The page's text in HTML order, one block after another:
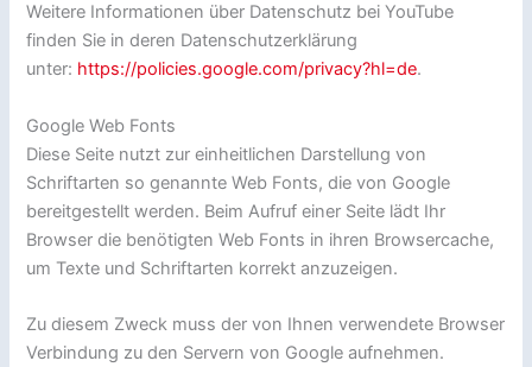
Weitere Informationen über Datenschutz bei YouTube
finden Sie in deren Datenschutzerklärung
unter: https://policies.google.com/privacy?hl=de.
Google Web Fonts
Diese Seite nutzt zur einheitlichen Darstellung von
Schriftarten so genannte Web Fonts, die von Google
bereitgestellt werden. Beim Aufruf einer Seite lädt Ihr
Browser die benötigten Web Fonts in ihren Browsercache,
um Texte und Schriftarten korrekt anzuzeigen.
Zu diesem Zweck muss der von Ihnen verwendete Browser
Verbindung zu den Servern von Google aufnehmen.